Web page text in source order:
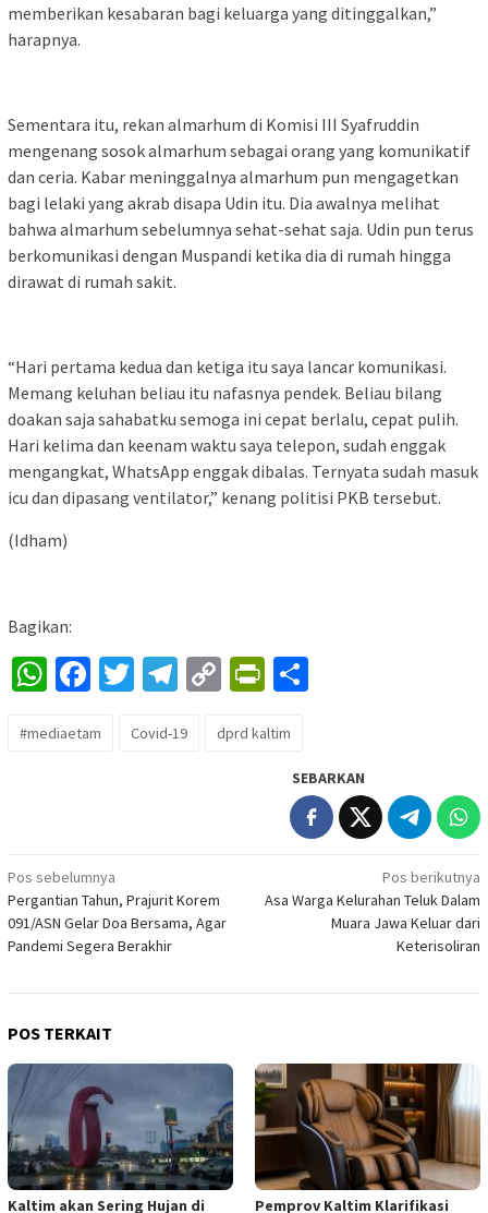
memberikan kesabaran bagi keluarga yang ditinggalkan,”
harapnya.
Sementara itu, rekan almarhum di Komisi III Syafruddin
mengenang sosok almarhum sebagai orang yang komunikatif
dan ceria. Kabar meninggalnya almarhum pun mengagetkan
bagi lelaki yang akrab disapa Udin itu. Dia awalnya melihat
bahwa almarhum sebelumnya sehat-sehat saja. Udin pun terus
berkomunikasi dengan Muspandi ketika dia di rumah hingga
dirawat di rumah sakit.
“Hari pertama kedua dan ketiga itu saya lancar komunikasi.
Memang keluhan beliau itu nafasnya pendek. Beliau bilang
doakan saja sahabatku semoga ini cepat berlalu, cepat pulih.
Hari kelima dan keenam waktu saya telepon, sudah enggak
mengangkat, WhatsApp enggak dibalas. Ternyata sudah masuk
icu dan dipasang ventilator,” kenang politisi PKB tersebut.
(Idham)
Bagikan:
WhatsApp
Facebook
Twitter
Telegram
CopyPrintFriendly
#mediaetam Covid-19 dprd kaltim
SEBARKAN
Navigasi
pos
Pos sebelumnya
Pergantian Tahun, Prajurit Korem
091/ASN Gelar Doa Bersama, Agar
Pandemi Segera Berakhir
Pos berikutnya
Asa Warga Kelurahan Teluk Dalam
Muara Jawa Keluar dari
Keterisoliran
POS TERKAIT
Kaltim akan Sering Hujan di Pemprov Kaltim Klarifikasi